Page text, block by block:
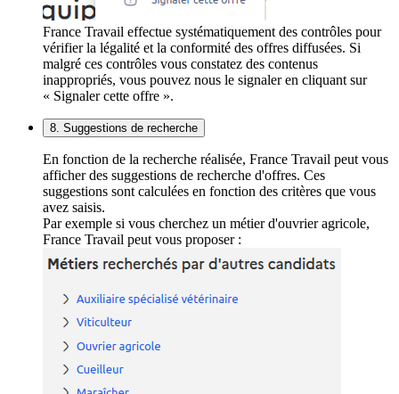
France Travail effectue systématiquement des contrôles pour
vérifier la légalité et la conformité des offres diffusées. Si
malgré ces contrôles vous constatez des contenus
inappropriés, vous pouvez nous le signaler en cliquant sur
« Signaler cette offre ».
8. Suggestions de recherche
En fonction de la recherche réalisée, France Travail peut vous
afficher des suggestions de recherche d'offres. Ces
suggestions sont calculées en fonction des critères que vous
avez saisis.
Par exemple si vous cherchez un métier d'ouvrier agricole,
France Travail peut vous proposer :